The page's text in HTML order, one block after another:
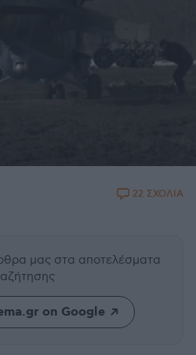
22 ΣΧΟΛΙΑ
μας στα αποτελέσματα
on Google